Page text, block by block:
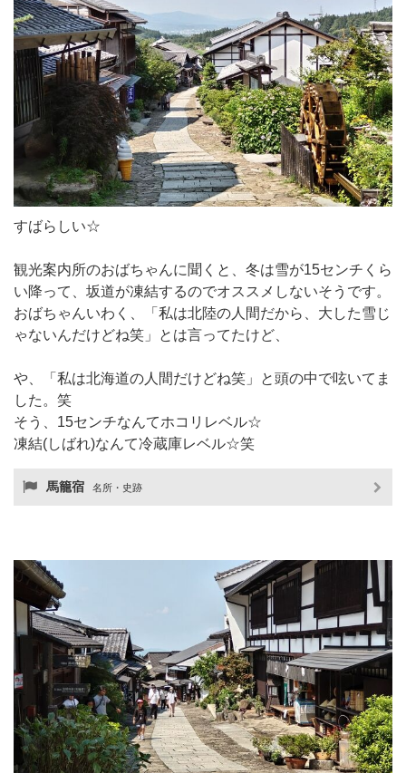
すばらしい☆
観光案内所のおばちゃんに聞くと、冬は雪が15センチくら
い降って、坂道が凍結するのでオススメしないそうです。
おばちゃんいわく、「私は北陸の人間だから、大した雪じ
ゃないんだけどね笑」とは言ってたけど、
や、「私は北海道の人間だけどね笑」と頭の中で呟いてま
した。笑
そう、15センチなんてホコリレベル☆
凍結(しばれ)なんて冷蔵庫レベル☆笑
馬籠宿 名所・史跡